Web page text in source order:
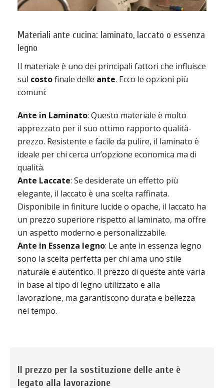
Materiali ante cucina: laminato, laccato o essenza
legno
Il materiale è uno dei principali fattori che influisce
sul costofinale delle ante. Ecco le opzioni più
comuni:
Ante in Laminato: Questo materiale è molto
apprezzato per il suo ottimo rapporto qualità-
prezzo. Resistente e facile da pulire, il laminato è
ideale per chi cerca un’opzione economica ma di
qualità.
Ante Laccate: Se desiderate un effetto più
elegante, il laccato è una scelta raffinata.
Disponibile in finiture lucide o opache, il laccato ha
un prezzo superiore rispetto al laminato, ma offre
un aspetto moderno e personalizzabile.
Ante in Essenza legno: Le ante in essenza legno
sono la scelta perfetta per chi ama uno stile
naturale e autentico. Il prezzo di queste ante varia
in base al tipo di legno utilizzato e alla
lavorazione, ma garantiscono durata e bellezza
nel tempo.
Il prezzo per la sostituzione delle ante è
legato alla lavorazione